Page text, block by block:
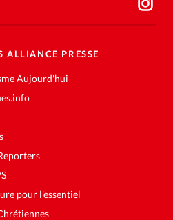
ALLIANCE PRESSE
Aujourd'hui
pour l'essentiel